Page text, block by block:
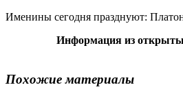
Именины сегодня празднуют:
Информация из
Похожие материалы